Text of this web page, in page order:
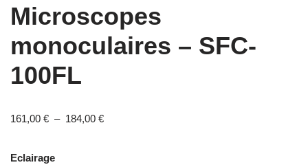
Microscopes
monoculaires – SFC-
100FL
161,00 € – 184,00 €
Eclairage